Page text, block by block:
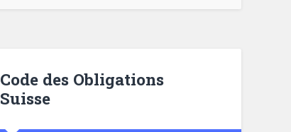
Code des Obligations
Suisse